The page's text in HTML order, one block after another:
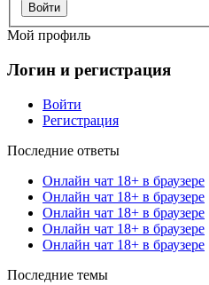
Войти
Мой профиль
Логин и регистрация
Войти
Регистрация
Последние ответы
Онлайн чат 18+ в браузере
Онлайн чат 18+ в браузере
Онлайн чат 18+ в браузере
Онлайн чат 18+ в браузере
Онлайн чат 18+ в браузере
Последние темы